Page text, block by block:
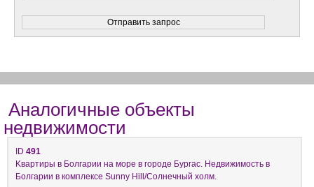
Аналогичные объекты
недвижимости
ID 491
Kвартиры в Болгарии на море в городе Бургас. Недвижимость в
Болгарии в комплeксе Sunny Hill/Солнечный холм.